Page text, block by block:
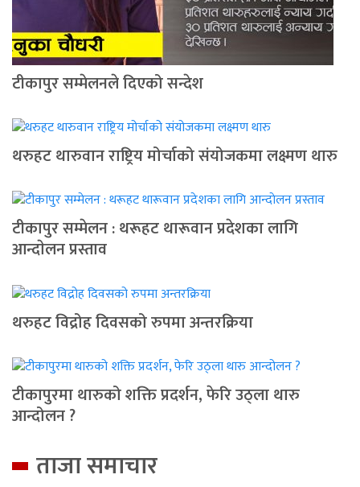
टीकापुर सम्मेलनले दिएको सन्देश
थरुहट थारुवान राष्ट्रिय मोर्चाको संयोजकमा लक्ष्मण थारु
टीकापुर सम्मेलन : थरूहट थारूवान प्रदेशका लागि
आन्दाेलन प्रस्ताव
थरुहट विद्रोह दिवसको रुपमा अन्तरक्रिया
टीकापुरमा थारुको शक्ति प्रदर्शन, फेरि उठ्ला थारु
आन्दोलन ?
ताजा समाचार